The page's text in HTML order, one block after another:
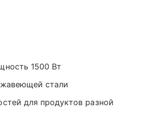
1500 Вт
стали
для продуктов разной